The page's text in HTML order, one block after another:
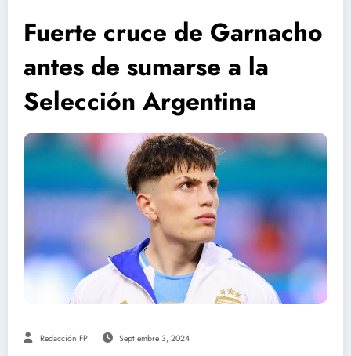
Fuerte cruce de Garnacho
antes de sumarse a la
Selección Argentina
Redacción FP Septiembre 3, 2024